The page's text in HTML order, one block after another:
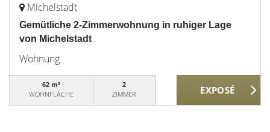
Michelstadt
Gemütliche 2-Zimmerwohnung in ruhiger Lage
von Michelstadt
Wohnung
62 m²
WOHNFLÄCHE
2
ZIMMER